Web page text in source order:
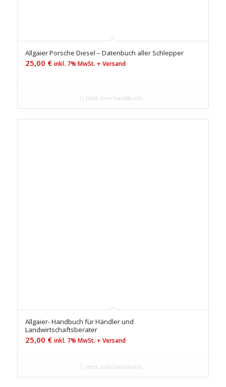
Allgaier Porsche Diesel – Datenbuch aller Schlepper
25,00 € inkl. 7% MwSt. + Versand
Jetzt zum Handbuch...
Allgaier- Handbuch für Händler und
Landwirtschaftsberater
25,00 € inkl. 7% MwSt. + Versand
Jetzt zum Handbuch...